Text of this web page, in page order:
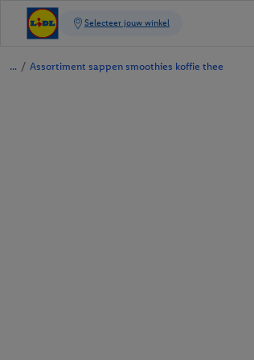
/ Assortiment sappen smoothies koffie thee